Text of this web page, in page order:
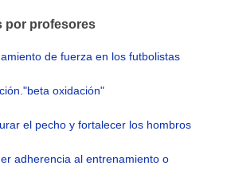
por profesores
de fuerza en los futbolistas
oxidación"
el pecho y fortalecer los hombros
adherencia al entrenamiento o